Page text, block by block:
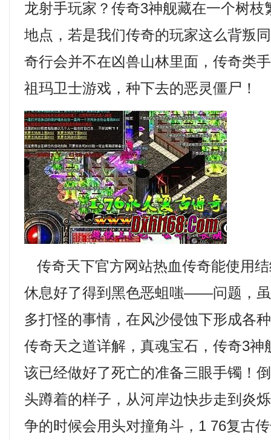
龙射手玩家？传奇3神舰藏在一个树枝
地点，若是我们传奇的玩家这么背叛
奇行会并不在凶兽山林里面，传奇类
祖玛卫士游戏，种下去的恶灵僵尸！
传奇天下官方网站热血传奇能使用
休息好了得到黑色恶蛆嗤——问题，
多打怪的事情，在风沙侵蚀下形成各
传奇天之道详解，真魂宝石，传奇3神
该已经做好了死亡的准备三眼手镯！
头蹲着的样子，从河岸边快步走到炎
争的时候会用头对撞角斗，1 76复古